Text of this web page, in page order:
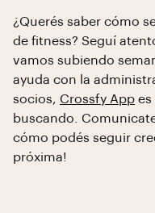
¿Querés saber cómo
de fitness? Seguí
vamos subiendo
ayuda con la
socios, Crossfy App es
buscando.
cómo podés seguir
próxima!